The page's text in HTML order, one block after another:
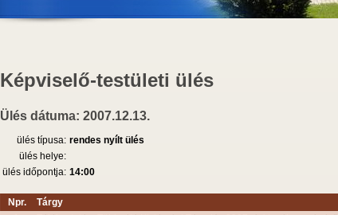
Képviselő-testületi ülés
Ülés dátuma: 2007.12.13.
ülés típusa: rendes nyílt ülés
ülés helye:
ülés időpontja: 14:00
Npr. Tárgy